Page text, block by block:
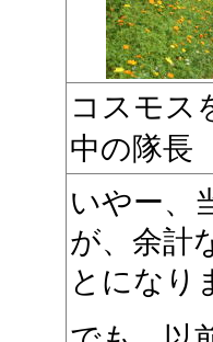
コスモス
中の隊長
いやー、
が、余計
とになり